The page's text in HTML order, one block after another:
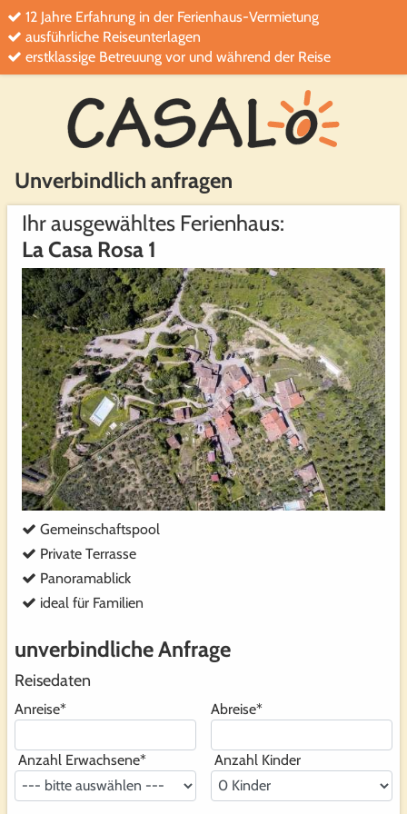
12 Jahre Erfahrung in der Ferienhaus-Vermietung
ausführliche Reiseunterlagen
erstklassige Betreuung vor und während der Reise
Unverbindlich anfragen
Ihr ausgewähltes Ferienhaus:
La Casa Rosa 1
Gemeinschaftspool
Private Terrasse
Panoramablick
ideal für Familien
unverbindliche Anfrage
Reisedaten
Anreise* Abreise*
Anzahl Erwachsene* Anzahl Kinder